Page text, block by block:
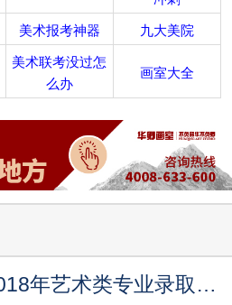
美术报考神器 九大美院
美术联考没过怎
么办
画室大全
内蒙古科技大学2018年艺术类专业录取规则